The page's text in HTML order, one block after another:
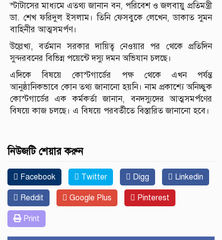
স্টাটাসের মাধ্যমে এতথ্য জানান বন, পরিবেশ ও জলবায়ু প্রতিমন্ত্রী
ডা. শেখ ফরিদুল ইসলাম। তিনি ফেসবুকে লেখেন, ডাকাত সুমন
বাহিনীর আত্মসমর্পণ।
উল্লেখ্য, বর্তমান সরকার দায়িত্ব নেওয়ার পর থেকে প্রতিদিন
সুন্দরবনের বিভিন্ন পয়েন্টে দস্যু দমন অভিযান চলছে।
এদিকে বিষয়ে কোস্টগার্ডের পক্ষ থেকে এখন পর্যন্ত
আনুষ্ঠানিকভাবে কোন তথ্য জানানো হয়নি। নাম প্রকাশ্যে অনিচ্ছুক
কোস্টগার্ডের এক কর্মকর্তা জানান, বনদস্যুদের আত্মসমর্পণের
বিষয়ে কাজ চলছে। এ বিষয়ে পরবর্তীতে বিস্তারিত জানানো হবে।
নিউজটি শেয়ার করুন
Facebook Twitter Digg Linkedin
Reddit Google Plus Pinterest
Print